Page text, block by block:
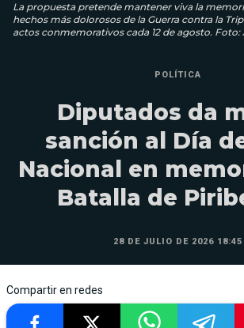
La propuesta pretende mantener viva la
hechos más dolorosos de la Guerra contra la
actos conmemorativos cada 12 de agosto. Foto:
POLÍTICA
Diputados da
sanción al Día
Nacional en
Batalla de
28 DE JULIO DE 2026 18:45
Compartir en redes